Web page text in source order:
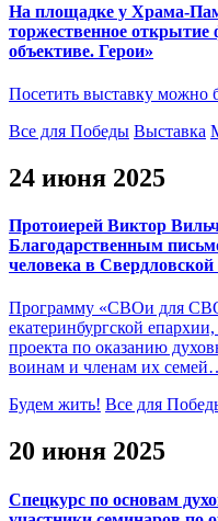
На площадке у Храма-
торжественное открытие
объективе. Герои»
Посетить выставку можно
Все для Победы Выставка
24 июня 2025
Протоиерей Виктор
Благодарственным
человека в Свердловской
Программу «СВОи для
екатеринбургской
проекта по оказанию
воинам и членам их
Будем жить! Все для
20 июня 2025
Спецкурс по основам